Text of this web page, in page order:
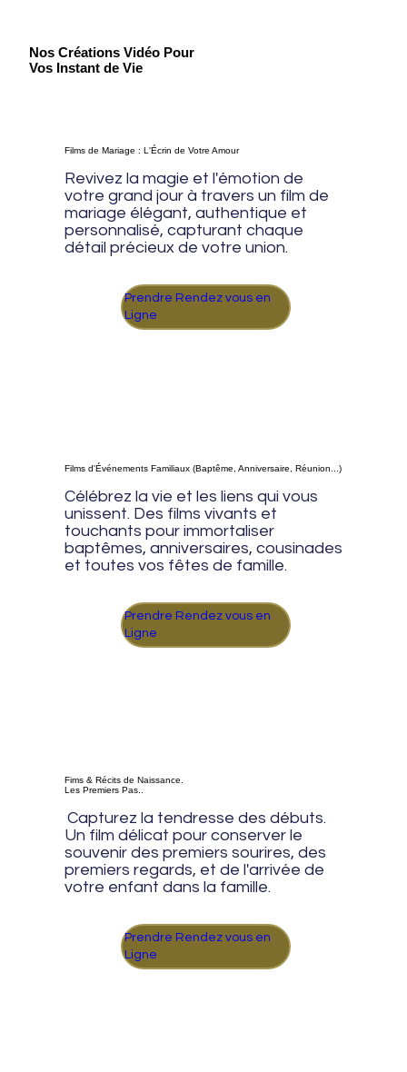
Nos Créations Vidéo Pour
Vos Instant de Vie
Films de Mariage : L'Écrin de Votre Amour
Revivez la magie et l'émotion de
votre grand jour à travers un film de
mariage élégant, authentique et
personnalisé, capturant chaque
détail précieux de votre union.
Prendre Rendez vous en
Ligne
Films d'Événements Familiaux (Baptême, Anniversaire, Réunion...)
Célébrez la vie et les liens qui vous
unissent. Des films vivants et
touchants pour immortaliser
baptêmes, anniversaires, cousinades
et toutes vos fêtes de famille.
Prendre Rendez vous en
Ligne
Fims & Récits de Naissance.
Les Premiers Pas..
.Capturez la tendresse des débuts.
Un film délicat pour conserver le
souvenir des premiers sourires, des
premiers regards, et de l'arrivée de
votre enfant dans la famille.
Prendre Rendez vous en
Ligne